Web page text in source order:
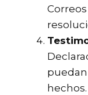
hechos.